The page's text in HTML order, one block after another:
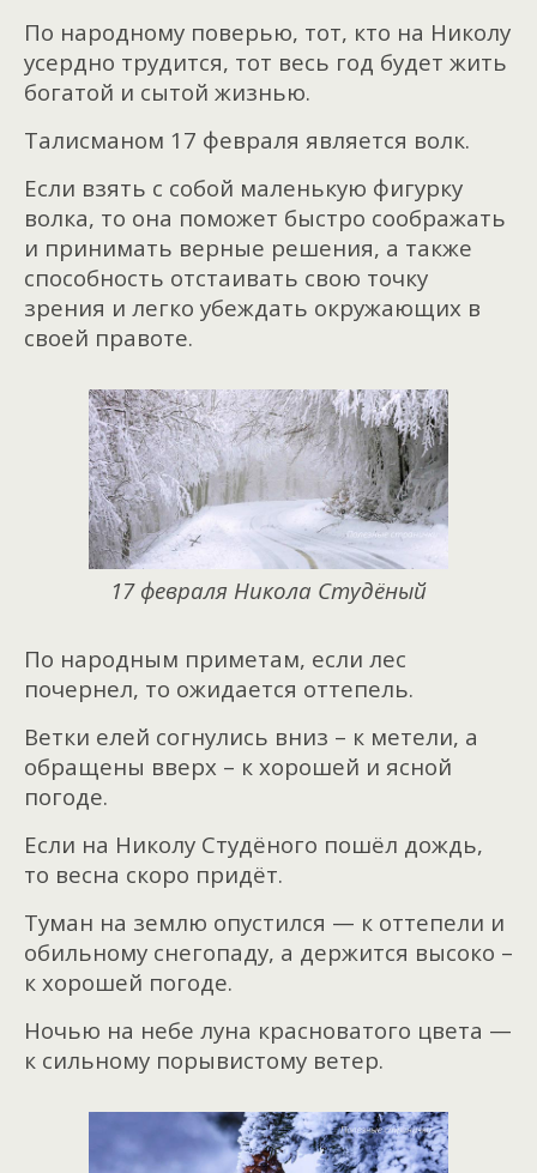
По народному поверью, тот, кто на Николу
усердно трудится, тот весь год будет жить
богатой и сытой жизнью.
Талисманом 17 февраля является волк.
Если взять с собой маленькую фигурку
волка, то она поможет быстро соображать
и принимать верные решения, а также
способность отстаивать свою точку
зрения и легко убеждать окружающих в
своей правоте.
17 февраля Никола Студёный
По народным приметам, если лес
почернел, то ожидается оттепель.
Ветки елей согнулись вниз – к метели, а
обращены вверх – к хорошей и ясной
погоде.
Если на Николу Студёного пошёл дождь,
то весна скоро придёт.
Туман на землю опустился — к оттепели и
обильному снегопаду, а держится высоко –
к хорошей погоде.
Ночью на небе луна красноватого цвета —
к сильному порывистому ветер.